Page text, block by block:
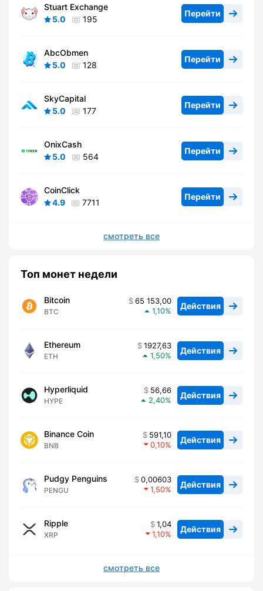
Stuart Exchange
5.0
195
Перейти
AbcObmen
5.0
128
Перейти
SkyCapital
5.0
177
Перейти
OnixCash
5.0
564
Перейти
CoinClick
4.9
7711
Перейти
смотреть все
Топ монет недели
Bitcoin
BTC
65 153,00
1,10
Действия
Ethereum
ETH
1927,63
1,50
Действия
Hyperliquid
HYPE
56,66
2,40
Действия
Binance Coin
BNB
591,10
0,10
Действия
Pudgy Penguins
PENGU
0,00603
1,50
Действия
Ripple
XRP
1,04
1,10
Действия
смотреть все